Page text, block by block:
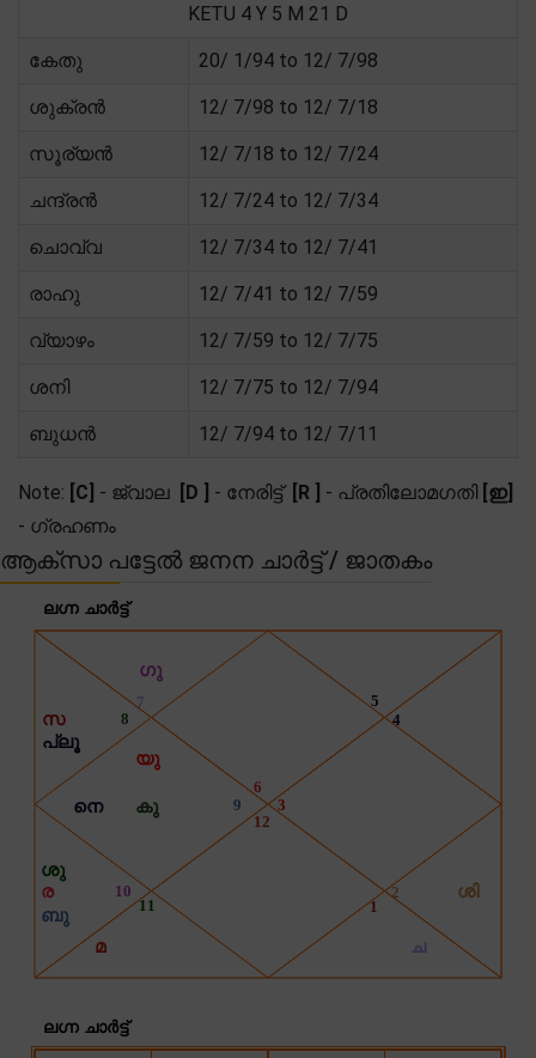
KETU 4 Y 5 M 21 D
കേതു 20/ 1/94 to 12/ 7/98
ശുക്രൻ 12/ 7/98 to 12/ 7/18
സൂര്യൻ 12/ 7/18 to 12/ 7/24
ചന്ദ്രൻ 12/ 7/24 to 12/ 7/34
ചൊവ്വ 12/ 7/34 to 12/ 7/41
രാഹു 12/ 7/41 to 12/ 7/59
വ്യാഴം 12/ 7/59 to 12/ 7/75
ശനി 12/ 7/75 to 12/ 7/94
ബുധൻ 12/ 7/94 to 12/ 7/11
Note: [C] - ജ്വാല [D ] - നേരിട്ട് [R ] - പ്രതിലോമഗതി [ഇ]
- ഗ്രഹണം
ആക്സാ പട്ടേൽ ജനന ചാർട്ട് / ജാതകം